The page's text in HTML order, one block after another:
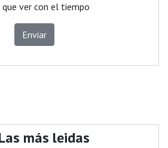
que ver con el tiempo
Enviar
más leidas